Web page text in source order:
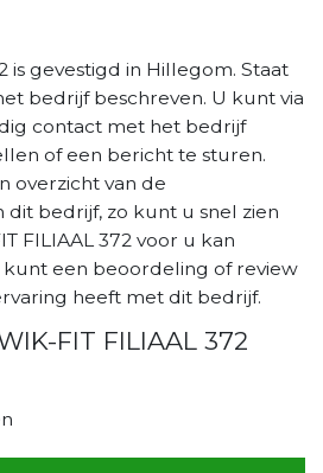
is gevestigd in Hillegom. Staat
bedrijf beschreven. U kunt via
contact met het bedrijf
of een bericht te sturen.
overzicht van de
bedrijf, zo kunt u snel zien
FILIAAL 372 voor u kan
kunt een beoordeling of review
heeft met dit bedrijf.
FIT FILIAAL 372